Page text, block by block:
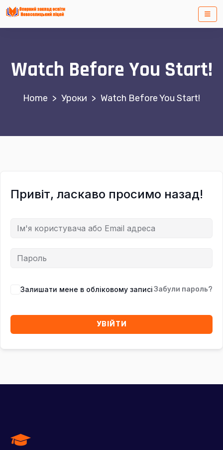
Watch Before You Start!
> Уроки > Watch Before You Start!
Привіт, ласкаво просимо назад!
Залишати мене в обліковому записіЗабули пароль?
УВІЙТИ